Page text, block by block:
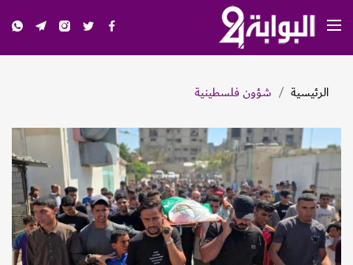
الرئيسية شؤون فلسطينية